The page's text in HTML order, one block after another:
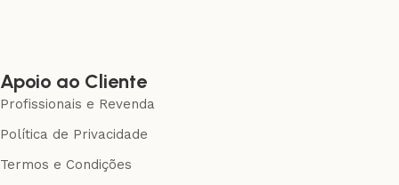
Apoio ao Cliente
Profissionais e Revenda
Política de Privacidade
Termos e Condições